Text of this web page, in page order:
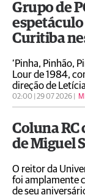
Grupo de
Curitiba
‘Pinha, Pinhão,
Lour de 1984,
direção de
02:00 | 29 07 2026 |
Coluna
de Miguel
O reitor da
foi amplamente
de seu